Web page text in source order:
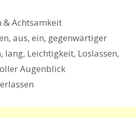
Achtsamkeit
,aus,ein, gegenwärtiger
, lang, Leichtigkeit, Loslassen,
Augenblick